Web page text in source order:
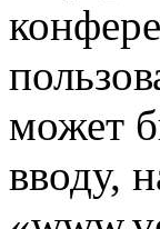
может
вводу,